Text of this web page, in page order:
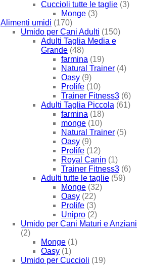
Cuccioli tutte le taglie (3)
Monge (3)
Alimenti umidi (170)
Umido per Cani Adulti (150)
Adulti Taglia Media e
Grande (48)
farmina (19)
Natural Trainer (4)
Oasy (9)
Prolife (10)
Trainer Fitness3 (6)
Adulti Taglia Piccola (61)
farmina (18)
monge (10)
Natural Trainer (5)
Oasy (9)
Prolife (12)
Royal Canin (1)
Trainer Fitness3 (6)
Adulti tutte le taglie (59)
Monge (32)
Oasy (22)
Prolife (3)
Unipro (2)
Umido per Cani Maturi e Anziani
(2)
Monge (1)
Oasy (1)
Umido per Cuccioli (19)